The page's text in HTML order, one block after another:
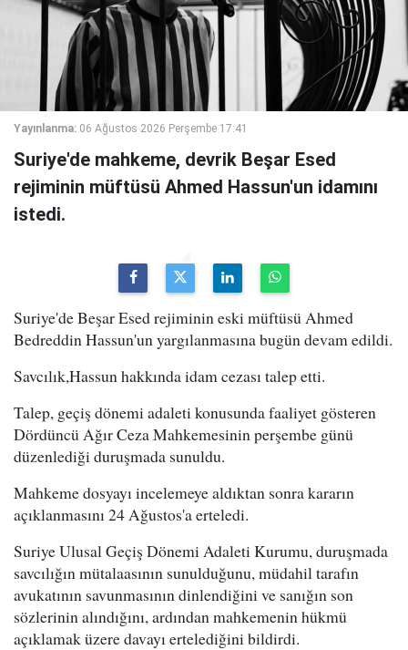
Yayınlanma: 06 Ağustos 2026 Perşembe 17:41
Suriye'de mahkeme, devrik Beşar Esed
rejiminin müftüsü Ahmed Hassun'un idamını
istedi.
Suriye'de Beşar Esed rejiminin eski müftüsü Ahmed
Bedreddin Hassun'un yargılanmasına bugün devam edildi.
Savcılık,Hassun hakkında idam cezası talep etti.
Talep, geçiş dönemi adaleti konusunda faaliyet gösteren
Dördüncü Ağır Ceza Mahkemesinin perşembe günü
düzenlediği duruşmada sunuldu.
Mahkeme dosyayı incelemeye aldıktan sonra kararın
açıklanmasını 24 Ağustos'a erteledi.
Suriye Ulusal Geçiş Dönemi Adaleti Kurumu, duruşmada
savcılığın mütalaasının sunulduğunu, müdahil tarafın
avukatının savunmasının dinlendiğini ve sanığın son
sözlerinin alındığını, ardından mahkemenin hükmü
açıklamak üzere davayı ertelediğini bildirdi.